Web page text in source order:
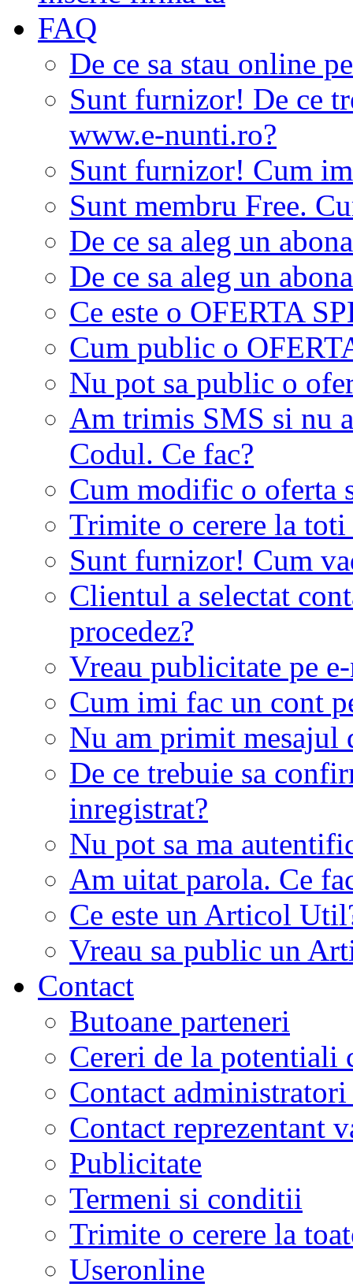
FAQ
De ce sa stau online
Sunt furnizor! De ce
www.e-nunti.ro?
Sunt furnizor! Cum
Sunt membru Free.
De ce sa aleg un
De ce sa aleg un
Ce este o OFERTA
Cum public o
Nu pot sa public o
Am trimis SMS si nu
Codul. Ce fac?
Cum modific o oferta
Trimite o cerere la
Sunt furnizor! Cum
Clientul a selectat
procedez?
Vreau publicitate pe
Cum imi fac un cont
Nu am primit mesajul
De ce trebuie sa
inregistrat?
Nu pot sa ma
Am uitat parola. Ce
Ce este un Articol
Vreau sa public un
Contact
Butoane parteneri
Cereri de la potentiali
Contact
Contact reprezentant
Publicitate
Termeni si conditii
Trimite o cerere la
Useronline